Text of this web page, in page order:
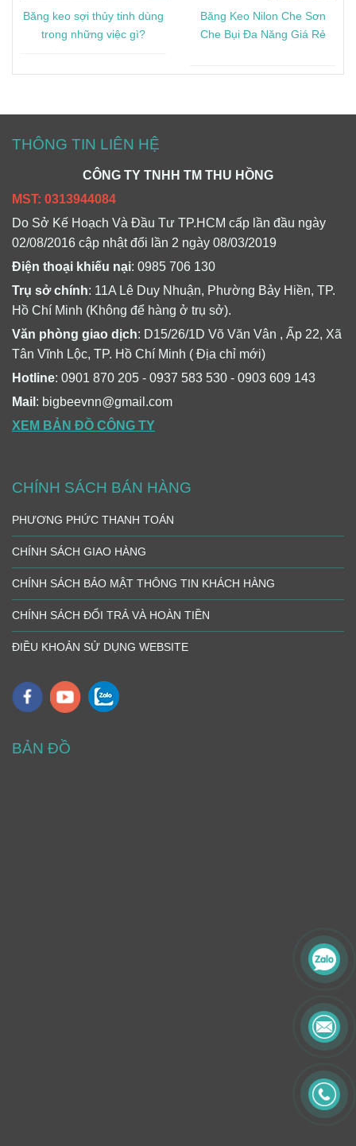
Băng keo sợi thủy tinh dùng
trong những việc gì?
Băng Keo Nilon Che Sơn
Che Bụi Đa Năng Giá Rẻ
THÔNG TIN LIÊN HỆ
CÔNG TY TNHH TM THU HỒNG
MST: 0313944084
Do Sở Kế Hoạch Và Đầu Tư TP.HCM cấp lần đầu ngày
02/08/2016 cập nhật đổi lần 2 ngày 08/03/2019
Điện thoại khiếu nại: 0985 706 130
Trụ sở chính: 11A Lê Duy Nhuận, Phường Bảy Hiền, TP.
Hồ Chí Minh (Không để hàng ở trụ sở).
Văn phòng giao dịch: D15/26/1D Võ Văn Vân , Ấp 22, Xã
Tân Vĩnh Lộc, TP. Hồ Chí Minh ( Địa chỉ mới)
Hotline: 0901 870 205 - 0937 583 530 - 0903 609 143
Mail : bigbeevnn@gmail.com
XEM BẢN ĐỒ CÔNG TY
CHÍNH SÁCH BÁN HÀNG
PHƯƠNG PHỨC THANH TOÁN
CHÍNH SÁCH GIAO HÀNG
CHÍNH SÁCH BẢO MẬT THÔNG TIN KHÁCH HÀNG
CHÍNH SÁCH ĐỔI TRẢ VÀ HOÀN TIỀN
ĐIỀU KHOẢN SỬ DỤNG WEBSITE
BẢN ĐỒ